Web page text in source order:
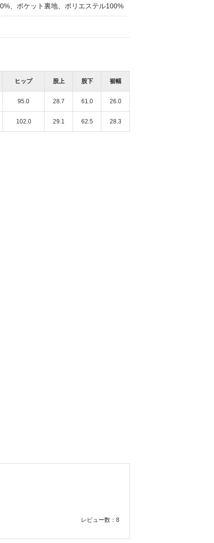
、ポケット裏地、ポリエステル100%
ヒップ 股上 股下 裾幅
95.0 28.7 61.0 26.0
102.0 29.1 62.5 28.3
レビュー数：8